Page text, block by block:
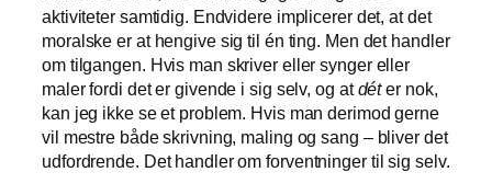
aktiviteter samtidig. Endvidere implicerer det, at det
moralske er at hengive sig til én ting. Men det handler
om tilgangen. Hvis man skriver eller synger eller
maler fordi det er givende i sig selv, og atdéter nok,
kan jeg ikke se et problem. Hvis man derimod gerne
vil mestre både skrivning, maling og sang – bliver det
udfordrende. Det handler om forventninger til sig selv.